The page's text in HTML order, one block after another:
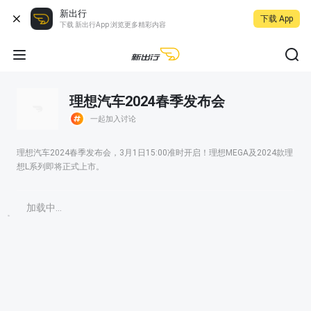
新出行
下载 新出行App 浏览更多精彩内容
下载 App
理想汽车2024春季发布会
一起加入讨论
理想汽车2024春季发布会，3月1日15:00准时开启！理想MEGA及2024款理
想L系列即将正式上市。
加载中...